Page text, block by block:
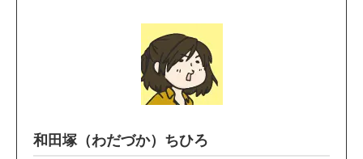
和田塚（わだづか）ちひろ